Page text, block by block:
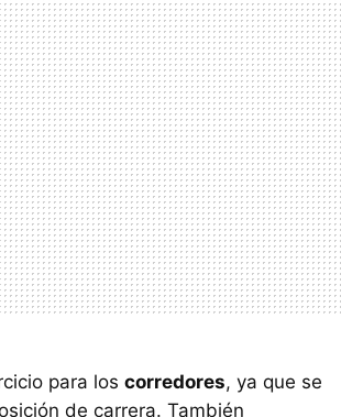
para los corredores, ya que se
de carrera. También